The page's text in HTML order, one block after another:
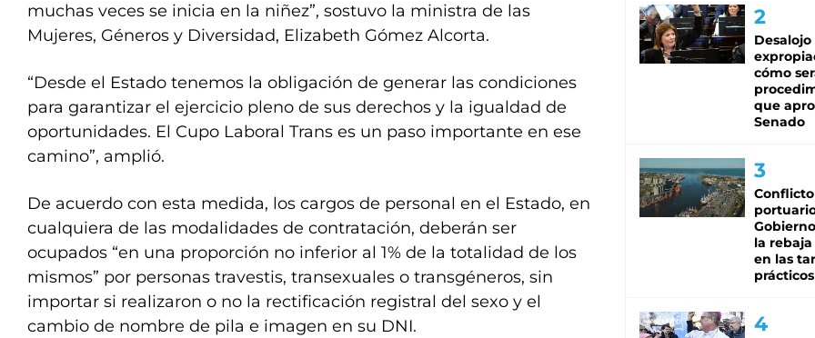
muchas veces se inicia en la niñez”, sostuvo la ministra de las
Mujeres, Géneros y Diversidad, Elizabeth Gómez Alcorta.
“Desde el Estado tenemos la obligación de generar las condiciones
para garantizar el ejercicio pleno de sus derechos y la igualdad de
oportunidades. El Cupo Laboral Trans es un paso importante en ese
camino”, amplió.
De acuerdo con esta medida, los cargos de personal en el Estado, en
cualquiera de las modalidades de contratación, deberán ser
ocupados “en una proporción no inferior al 1% de la totalidad de los
mismos” por personas travestis, transexuales o transgéneros, sin
importar si realizaron o no la rectificación registral del sexo y el
cambio de nombre de pila e imagen en su DNI.
cómo
que
Senado
Conflicto
la rebaja
en las
prácticos